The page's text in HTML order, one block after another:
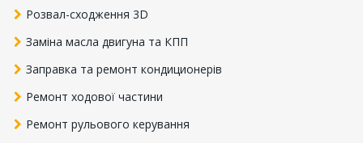
Розвал-сходження 3D
Заміна масла двигуна та КПП
Заправка та ремонт кондиционерів
Ремонт ходової частини
Ремонт рульового керування